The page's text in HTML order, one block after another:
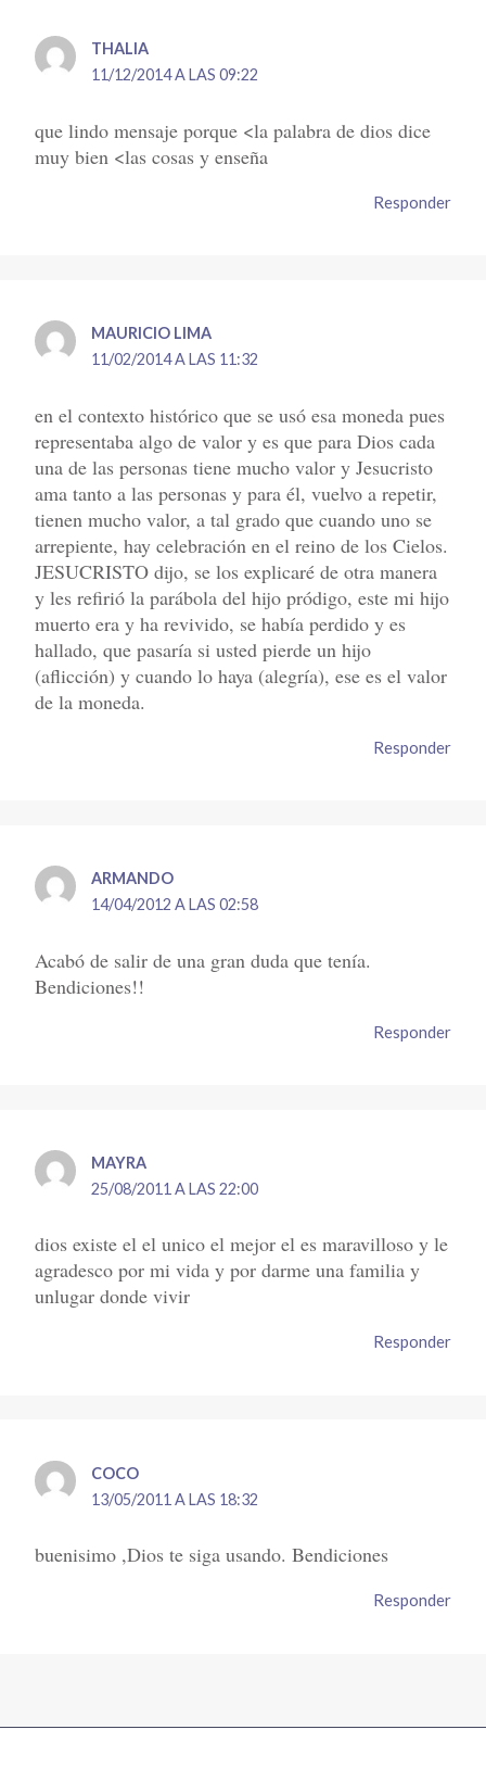
THALIA
11/12/2014 A LAS 09:22
que lindo mensaje porque <la palabra de dios dice
muy bien <las cosas y enseña
Responder
MAURICIO LIMA
11/02/2014 A LAS 11:32
en el contexto histórico que se usó esa moneda pues
representaba algo de valor y es que para Dios cada
una de las personas tiene mucho valor y Jesucristo
ama tanto a las personas y para él, vuelvo a repetir,
tienen mucho valor, a tal grado que cuando uno se
arrepiente, hay celebración en el reino de los Cielos.
JESUCRISTO dijo, se los explicaré de otra manera
y les refirió la parábola del hijo pródigo, este mi hijo
muerto era y ha revivido, se había perdido y es
hallado, que pasaría si usted pierde un hijo
(aflicción) y cuando lo haya (alegría), ese es el valor
de la moneda.
Responder
ARMANDO
14/04/2012 A LAS 02:58
Acabó de salir de una gran duda que tenía.
Bendiciones!!
Responder
MAYRA
25/08/2011 A LAS 22:00
dios existe el el unico el mejor el es maravilloso y le
agradesco por mi vida y por darme una familia y
unlugar donde vivir
Responder
COCO
13/05/2011 A LAS 18:32
buenisimo ,Dios te siga usando. Bendiciones
Responder